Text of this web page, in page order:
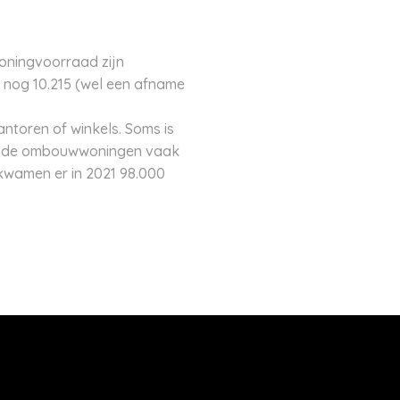
zijn
10.215 (wel een afname
of winkels. Soms is
ombouwwoningen vaak
er in 2021 98.000